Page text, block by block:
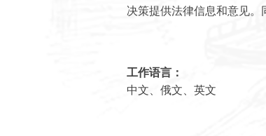
决策提供法律信息和意见
工作语言：
中文、俄文、英文